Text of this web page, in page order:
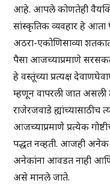
आहे. आपले कोणतेही
सांस्कृतिक व्यवहार हे आता
अठरा-एकोणिसाव्या
पैसा आजच्याप्रमाणे
हे वस्तूंच्या प्रत्यक्ष
म्हणून वापरली जात असली
राजेरजवाडे ह्यांच्यासाठीच
आजच्याप्रमाणे प्रत्येक
पद्धत नव्हती. आजही अनेक
अनेकांना आवडत नाही
असे मानले जाते.